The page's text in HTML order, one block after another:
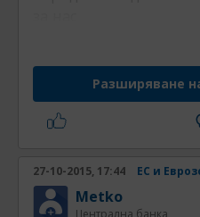
Разширяване
27-10-2015, 17:44
Metko
Централна банка